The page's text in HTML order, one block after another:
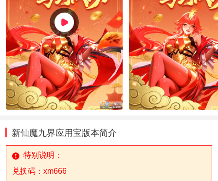
新仙魔九界应用宝版本简介
特别说明：
兑换码：xm666